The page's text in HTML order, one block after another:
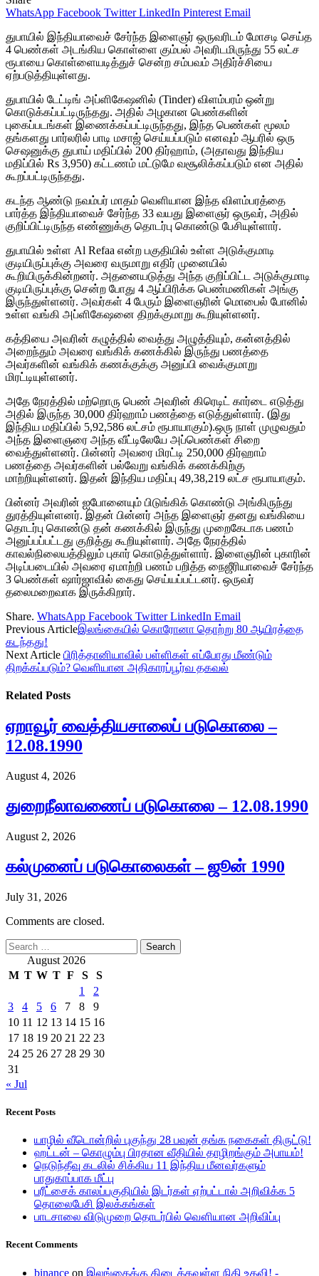
WhatsApp Facebook Twitter LinkedIn Pinterest Email
துபாயில் இந்தியாவைச் சேர்ந்த இளைஞர் ஒருவரிடம் மோசடி செய்த
4 பெண்கள் அடங்கிய கொள்ளை கும்பல் அவரிடமிருந்து 55 லட்ச
ரூபாயை கொள்ளையடித்துச் சென்ற சம்பவம் அதிர்ச்சியை
ஏற்படுத்தியுள்ளது.
துபாயில் டேட்டிங் அப்ளிகேஷனில் (Tinder) விளம்பரம் ஒன்று
கொடுக்கப்பட்டிருந்தது. அதில் அழகான பெண்களின்
புகைப்படங்கள் இணைக்கப்பட்டிருந்தது, இந்த பெண்கள் மூலம்
தங்களது பார்லரில் பாடி மசாஜ் செய்யப்படும் எனவும் ஆபரில் ஒரு
செஷனுக்கு துபாய் மதிப்பில் 200 திர்ஹாம், (அதாவது இந்திய
மதிப்பில் Rs 3,950) கட்டணம் மட்டுமே வசூலிக்கப்படும் என அதில்
கூறப்பட்டிருந்தது.
கடந்த ஆண்டு நவம்பர் மாதம் வெளியான இந்த விளம்பரத்தை
பார்த்த இந்தியாவைச் சேர்ந்த 33 வயது இளைஞர் ஒருவர், அதில்
குறிப்பிட்டிருந்த எண்ணுக்கு தொடர்பு கொண்டு பேசியுள்ளார்.
துபாயில் உள்ள Al Refaa என்ற பகுதியில் உள்ள அடுக்குமாடி
குடியிருப்புக்கு அவரை வருமாறு எதிர் முனையில்
கூறியிருக்கின்றனர். அதனையடுத்து அந்த குறிப்பிட்ட அடுக்குமாடி
குடியிருப்புக்கு சென்ற போது 4 ஆப்பிரிக்க பெண்மணிகள் அங்கு
இருந்துள்ளனர். அவர்கள் 4 பேரும் இளைஞரின் மொபைல் போனில்
உள்ள வங்கி அப்ளிகேஷனை திறக்குமாறு கூறியுள்ளனர்.
கத்தியை அவரின் கழுத்தில் வைத்து அழுத்தியும், கன்னத்தில்
அறைந்தும் அவரை வங்கிக் கணக்கில் இருந்து பணத்தை
அவர்களின் வங்கிக் கணக்குக்கு அனுப்பி வைக்குமாறு
மிரட்டியுள்ளனர்.
அதே நேரத்தில் மற்றொரு பெண் அவரின் கிரெடிட் கார்டை எடுத்து
அதில் இருந்த 30,000 திர்ஹாம் பணத்தை எடுத்துள்ளார். (இது
இந்திய மதிப்பில் 5,92,586 லட்சம் ரூபாயாகும்).ஒரு நாள் முழுவதும்
அந்த இளைஞரை அந்த வீட்டிலேயே அப்பெண்கள் சிறை
வைத்துள்ளனர். பின்னர் அவரை மிரட்டி 250,000 திர்ஹாம்
பணத்தை அவர்களின் பல்வேறு வங்கிக் கணக்கிற்கு
மாற்றியுள்ளனர். இதன் இந்திய மதிப்பு 49,38,219 லட்ச ரூபாயாகும்.
பின்னர் அவரின் ஐபோனையும் பிடுங்கிக் கொண்டு அங்கிருந்து
துரத்தியுள்ளனர். இதன் பின்னர் அந்த இளைஞர் தனது வங்கியை
தொடர்பு கொண்டு தன் கணக்கில் இருந்து முறைகேடாக பணம்
அனுப்பப்பட்டது குறித்து கூறியுள்ளார். அதே நேரத்தில்
காவல்நிலையத்திலும் புகார் கொடுத்துள்ளார். இளைஞரின் புகாரின்
அடிப்படையில் அவரை ஏமாற்றி பணம் பறித்த நைஜீரியாவைச் சேர்ந்த
3 பெண்கள் ஷார்ஜாவில் கைது செய்யப்பட்டனர். ஒருவர்
தலைமறைவாக இருக்கிறார்.
Share. WhatsApp Facebook Twitter LinkedIn Email
Previous Articleஇலங்கையில் கொரோனா தொற்று 80 ஆயிரத்தை
கடந்தது!
Next Article பிரித்தானியாவில் பள்ளிகள் எப்போது மீண்டும்
திறக்கப்படும்? வெளியான அதிகாரப்பூர்வ தகவல்
Related Posts
ஏறாவூர் வைத்தியசாலைப் படுகொலை –
12.08.1990
August 4, 2026
துறைநீலாவணைப் படுகொலை – 12.08.1990
August 2, 2026
கல்முனைப் படுகொலைகள் – ஜூன் 1990
July 31, 2026
Comments are closed.
Search
for: August 2026
M T W T F S
S
1
2
3
4 5 6 7 8
9
10 11 12 13 14 15 16
17 18 19 20 21 22 23
24 25 26 27 28 29 30
31
« Jul
Recent Posts
யாழில் வீடொன்றில் புகுந்து 28 பவுன் தங்க நகைகள் திருட்டு!
ஹட்டன் – கொழும்பு பிரதான வீதியில் தாழிறங்கும் அபாயம்!
நெடுந்தீவு கடலில் சிக்கிய 11 இந்திய மீனவர்களும்
பாதுகாப்பாக மீட்பு
பரீட்சைக் காலப்பகுதியில் இடர்கள் ஏற்பட்டால் அறிவிக்க 5
தொலைபேசி இலக்கங்கள்
பாடசாலை விடுமுறை தொடர்பில் வௌியான அறிவிப்பு
Recent Comments
binance on இலங்கைக்கு கிடைக்கவுள்ள நிதி உதவி! -